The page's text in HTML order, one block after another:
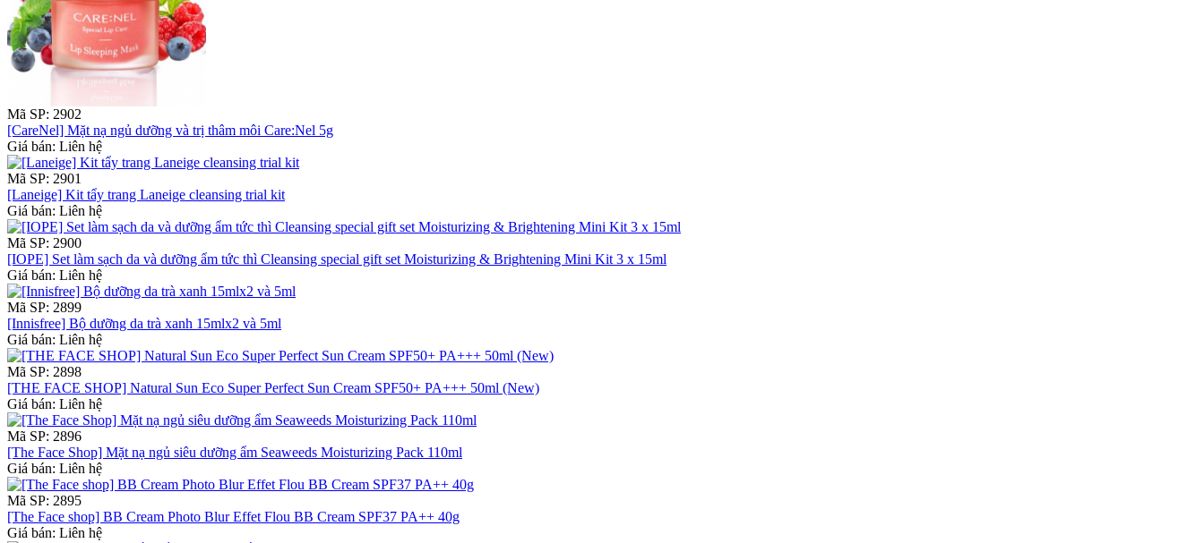
Mã SP: 2902
[CareNel] Mặt nạ ngủ dưỡng và trị thâm môi Care:Nel 5g
Giá bán: Liên hệ
Mã SP: 2901
[Laneige] Kit tẩy trang Laneige cleansing trial kit
Giá bán: Liên hệ
Mã SP: 2900
[IOPE] Set làm sạch da và dưỡng ẩm tức thì Cleansing special gift set Moisturizing & Brightening Mini Kit 3 x 15ml
Giá bán: Liên hệ
Mã SP: 2899
[Innisfree] Bộ dưỡng da trà xanh 15mlx2 và 5ml
Giá bán: Liên hệ
Mã SP: 2898
[THE FACE SHOP] Natural Sun Eco Super Perfect Sun Cream SPF50+ PA+++ 50ml (New)
Giá bán: Liên hệ
Mã SP: 2896
[The Face Shop] Mặt nạ ngủ siêu dưỡng ẩm Seaweeds Moisturizing Pack 110ml
Giá bán: Liên hệ
Mã SP: 2895
[The Face shop] BB Cream Photo Blur Effet Flou BB Cream SPF37 PA++ 40g
Giá bán: Liên hệ